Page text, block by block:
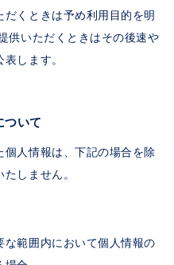
くときは予め利用目的を明
供いただくときはその後速や
します。
ついて
人情報は、下記の場合を除
しません。
範囲内において個人情報の